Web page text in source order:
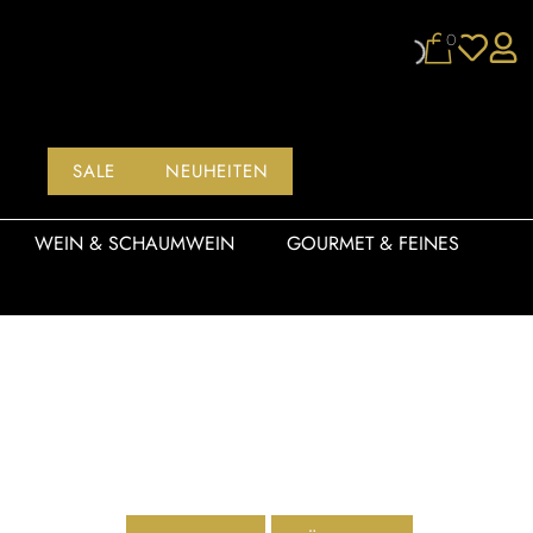
0
SALE NEUHEITEN
WEIN & SCHAUMWEIN GOURMET & FEINES